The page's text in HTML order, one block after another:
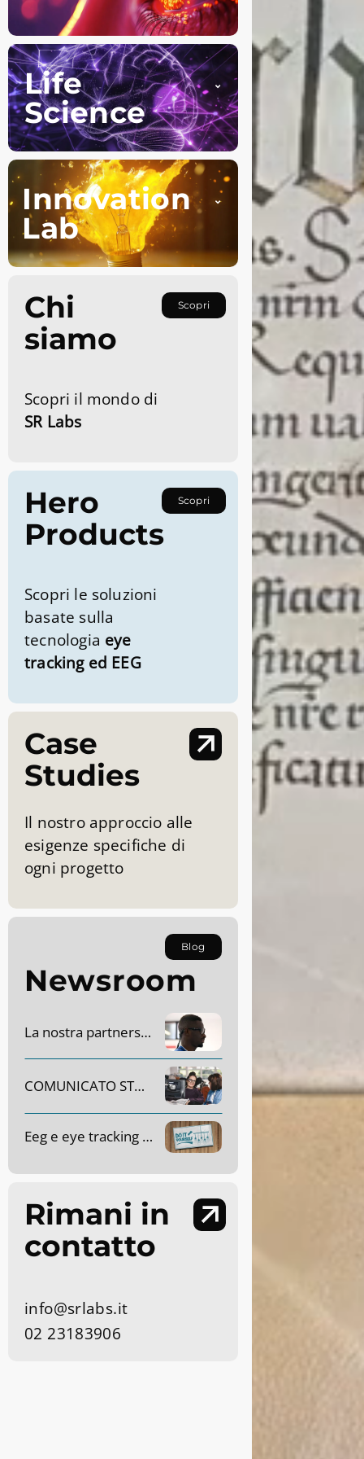
Life
Science
Innovation
Lab
Chi
siamo
Scopri
Scopri il mondo di
SR Labs
Hero
Products
Scopri
Scopri le soluzioni
basate sulla
tecnologia eye
tracking ed EEG
Case
Studies
Il nostro approccio alle
esigenze specifiche di
ogni progetto
Blog
Newsroom
La nostra partnership con AC Monza
COMUNICATO STAMPA – Dynavox Group acquisirà SR Labs Healthcare in Italia
Eeg e eye tracking applicati alle ricerche di mercato: come funzionano?
Rimani in
contatto
info@srlabs.it
02 23183906